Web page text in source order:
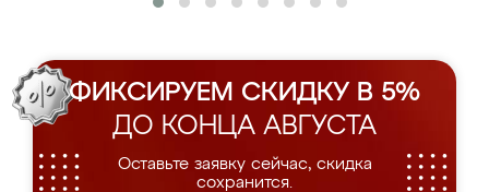
ФИКСИРУЕМ СКИДКУ В 5%
ДО КОНЦА АВГУСТА
Оставьте заявку сейчас, скидка
сохранится.